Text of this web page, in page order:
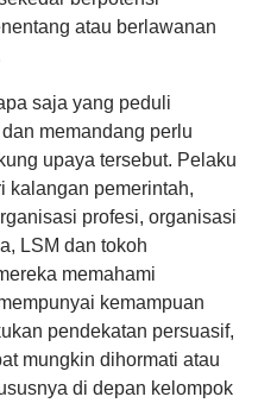
atau berlawanan
saja yang peduli
memandang perlu
upaya tersebut. Pelaku
kalangan pemerintah,
profesi, organisasi
LSM dan tokoh
memahami
kemampuan
pendekatan persuasif,
mungkin dihormati atau
di depan kelompok